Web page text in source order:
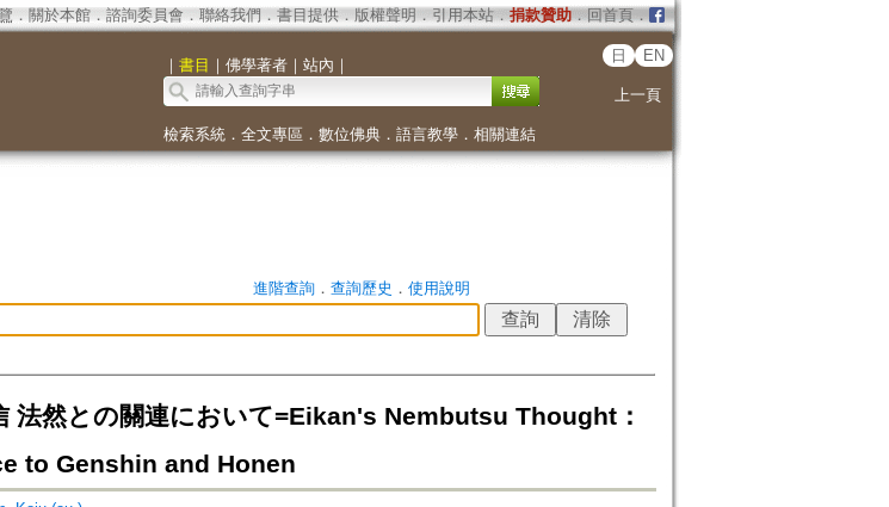
． 關於本館． 諮詢委員會． 聯絡我們 ． 書目提供． 版權聲明 ． 引用本站． 捐款贊助．回首頁．
｜ 書目 ｜ 佛學著者｜ 站內 ｜
日 EN
上一頁
檢索系統． 全文專區 ． 數位佛典． 語言教學． 相關連結
進階查詢． 查詢歷史 ． 使用說明
法然との關連において=Eikan's Nembutsu Thought：
to Genshin and Honen